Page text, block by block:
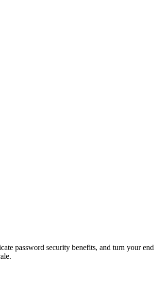
password security benefits, and turn your end